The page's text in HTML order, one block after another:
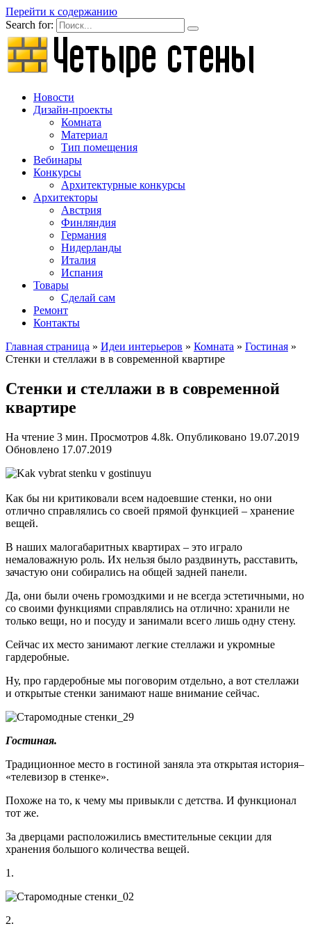
Перейти к содержанию
Search for:
Новости
Дизайн-проекты
Комната
Материал
Тип помещения
Вебинары
Конкурсы
Архитектурные конкурсы
Архитекторы
Австрия
Финляндия
Германия
Нидерланды
Италия
Испания
Товары
Сделай сам
Ремонт
Контакты
Главная страница » Идеи интерьеров » Комната » Гостиная »
Стенки и стеллажи в в современной квартире
Стенки и стеллажи в в современной
квартире
На чтение 3 мин. Просмотров 4.8k. Опубликовано 19.07.2019
Обновлено 17.07.2019
Как бы ни критиковали всем надоевшие стенки, но они
отлично справлялись со своей прямой функцией – хранение
вещей.
В наших малогабаритных квартирах – это играло
немаловажную роль. Их нельзя было раздвинуть, расставить,
зачастую они собирались на общей задней панели.
Да, они были очень громоздкими и не всегда эстетичными, но
со своими функциями справлялись на отлично: хранили не
только вещи, но и посуду и занимали всего лишь одну стену.
Сейчас их место занимают легкие стеллажи и укромные
гардеробные.
Ну, про гардеробные мы поговорим отдельно, а вот стеллажи
и открытые стенки занимают наше внимание сейчас.
Гостиная.
Традиционное место в гостиной заняла эта открытая история–
«телевизор в стенке».
Похоже на то, к чему мы привыкли с детства. И функционал
тот же.
За дверцами расположились вместительные секции для
хранения большого количества вещей.
1.
2.